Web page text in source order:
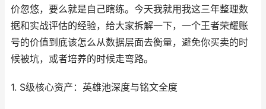
价忽悠，要么就是自己瞎练。今天我就用我这三年整理数
据和实战评估的经验，给大家拆解一下，一个王者荣耀账
号的价值到底该怎么从数据层面去衡量，避免你买卖的时
候被坑，或者培养的时候走弯路。
1. S级核心资产：英雄池深度与铭文全度